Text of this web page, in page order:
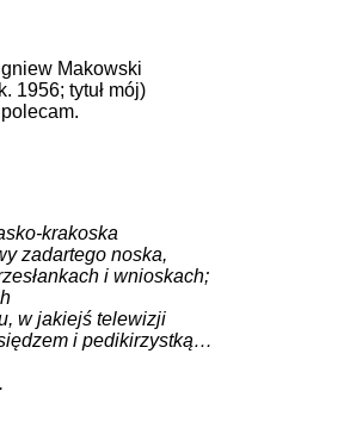
Makowski
1956; tytuł mój)
krakoska
zadartego noska,
i wnioskach;
w jakiejś telewizji
i pedikirzystką…